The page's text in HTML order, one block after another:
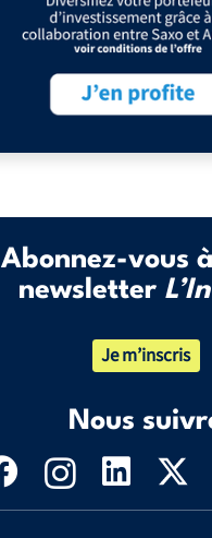
Abonnez-vous
newsletter
Je m’inscris
Nous